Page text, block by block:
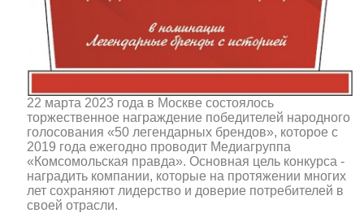
22 марта 2023 года в Москве состоялось
торжественное награждение победителей народного
голосования «50 легендарных брендов», которое с
2019 года ежегодно проводит Медиагруппа
«Комсомольская правда». Основная цель конкурса -
наградить компании, которые на протяжении многих
лет сохраняют лидерство и доверие потребителей в
своей отрасли.